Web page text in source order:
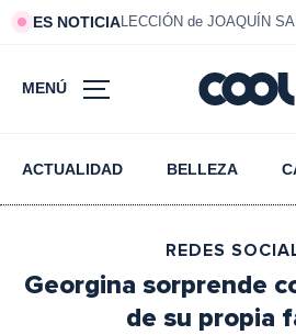
ES NOTICIALECCIÓN de JOAQUÍN
MENÚ
ACTUALIDAD BELLEZA
REDES
Georgina sorprende
de su propia